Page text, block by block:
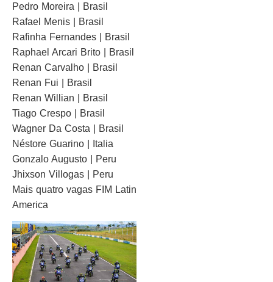
Pedro Moreira | Brasil
Rafael Menis | Brasil
Rafinha Fernandes | Brasil
Raphael Arcari Brito | Brasil
Renan Carvalho | Brasil
Renan Fui | Brasil
Renan Willian | Brasil
Tiago Crespo | Brasil
Wagner Da Costa | Brasil
Néstore Guarino | Italia
Gonzalo Augusto | Peru
Jhixson Villogas | Peru
Mais quatro vagas FIM Latin
America